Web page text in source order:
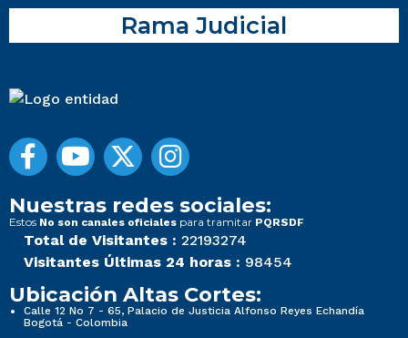
Rama Judicial
Nuestras redes sociales:
Estos No son canales oficiales para tramitar PQRSDF
Total de Visitantes : 22193274
Visitantes Últimas 24 horas : 98454
Ubicación Altas Cortes:
Calle 12 No 7 - 65, Palacio de Justicia Alfonso Reyes Echandía
Bogotá - Colombia